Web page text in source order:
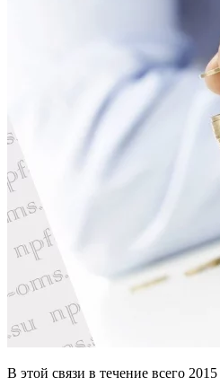
В этой связи в течение всего